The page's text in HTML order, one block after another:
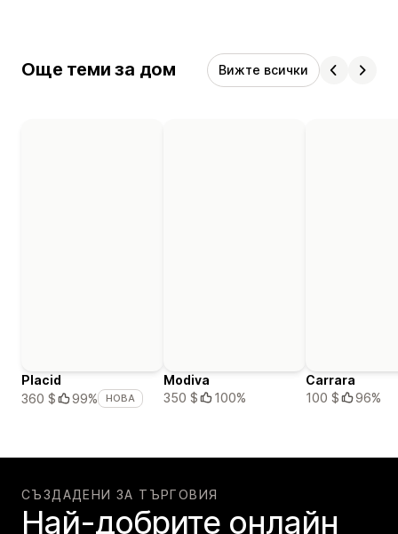
Още теми за дом Вижте всички
Placid
360 $
99% НОВА
Modiva
350 $
100%
Carrara
100 $
96%
СЪЗДАДЕНИ ЗА ТЪРГОВИЯ
Най-добрите онлайн